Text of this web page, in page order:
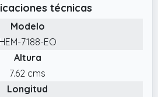
cumple con los últimos
de la Sociedad
y es apto para el
La tecnología Intellisense
controlado y cómodo,
técnicas
Modelo
HEM-7188-EO
Altura
7.62 cms
Longitud